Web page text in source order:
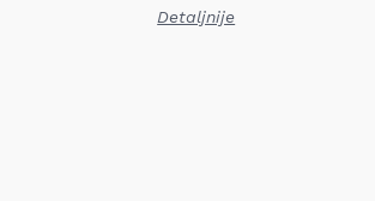
Mesto ugradnje: zadnji
Tip: namenski
Detaljnije